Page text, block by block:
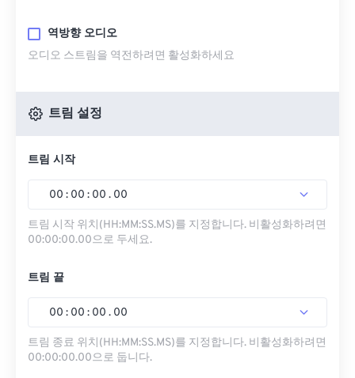
역방향 오디오
오디오 스트림을 역전하려면 활성화하세요
트림 설정
트림 시작
00 : 00 : 00 . 00
트림 시작 위치(HH:MM:SS.MS)를 지정합니다. 비활성화하려면
00:00:00.00으로 두세요.
트림 끝
00 : 00 : 00 . 00
트림 종료 위치(HH:MM:SS.MS)를 지정합니다. 비활성화하려면
00:00:00.00으로 둡니다.